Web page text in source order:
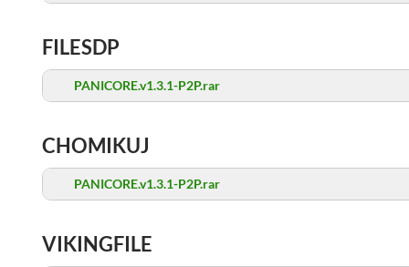
FILESDP
PANICORE.v1.3.1-P2P.rar
CHOMIKUJ
PANICORE.v1.3.1-P2P.rar
VIKINGFILE